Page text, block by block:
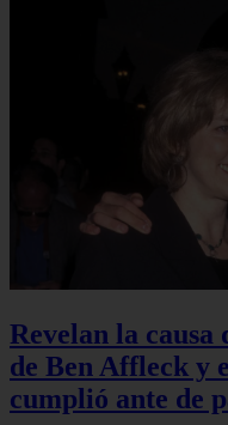
Revelan la causa
de Ben Affleck y
cumplió ante de